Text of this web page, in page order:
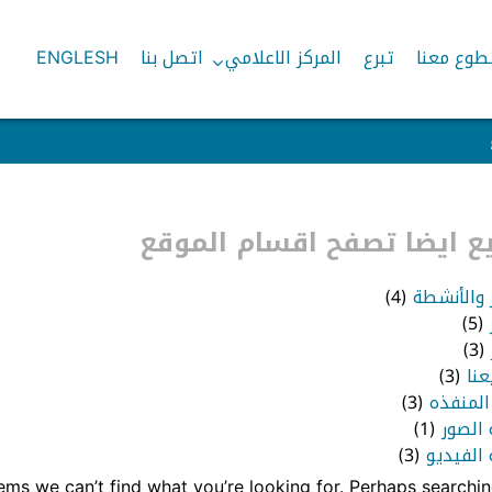
معنا تبرع المركز الاعلامي اتصل بنا ENGLESH
ايضا تصفح اقسام الموقع
والأنشطة (4)
(5)
(3)
(3)
المنفذه (3)
الصور (1)
(3)